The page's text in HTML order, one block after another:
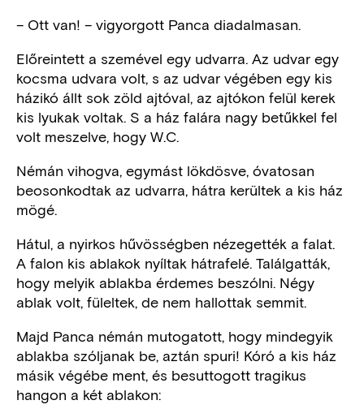
– Ott van! – vigyorgott Panca diadalmasan.
Előreintett a szemével egy udvarra. Az udvar egy
kocsma udvara volt, s az udvar végében egy kis
házikó állt sok zöld ajtóval, az ajtókon felül kerek
kis lyukak voltak. S a ház falára nagy betűkkel fel
volt meszelve, hogy W.C.
Némán vihogva, egymást lökdösve, óvatosan
beosonkodtak az udvarra, hátra kerültek a kis ház
mögé.
Hátul, a nyirkos hűvösségben nézegették a falat.
A falon kis ablakok nyíltak hátrafelé. Találgatták,
hogy melyik ablakba érdemes beszólni. Négy
ablak volt, füleltek, de nem hallottak semmit.
Majd Panca némán mutogatott, hogy mindegyik
ablakba szóljanak be, aztán spuri! Kóró a kis ház
másik végébe ment, és besuttogott tragikus
hangon a két ablakon: